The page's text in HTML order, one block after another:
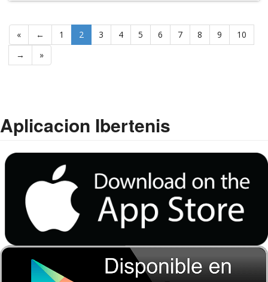
« ← 1 2 3 4 5 6 7 8 9
10
→
»
Aplicacion Ibertenis